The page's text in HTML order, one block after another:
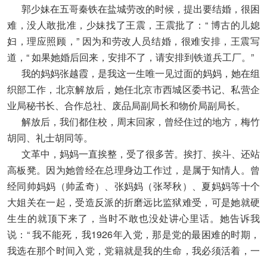
郭少妹在五哥秦铁在盐城劳改的时候，提出要结婚，很困
难，没人敢批准，少妹找了王震，王震批了：“ 博古的儿媳
妇，理应照顾，” 因为和劳改人员结婚，很难安排，王震写
道，“ 如果她婚后回来，安排不了，请安排到铁道兵工厂。”
我的妈妈张越霞，是我这一生唯一见过面的妈妈，她在组
织部工作，北京解放后，她任北京市西城区委书记、私营企
业局秘书长、合作总社、废品局副局长和物价局副局长。
解放后，我们都住校，周末回家，曾经住过的地方，梅竹
胡同、礼士胡同等。
文革中，妈妈一直挨整，受了很多苦。挨打、挨斗、还站
高板凳。因为她曾经在总理身边工作过，是属于知情人。曾
经同帅妈妈（帅孟奇）、张妈妈（张琴秋）、夏妈妈等十个
大姐关在一起，受造反派的折磨远比监狱难受，可是她就硬
生生的就顶下来了，当时不敢也没处讲心里话。她告诉我
说：“ 我不能死，我1926年入党，那是党的最困难的时期，
我选在那个时间入党，党籍就是我的生命，我必须活着，一